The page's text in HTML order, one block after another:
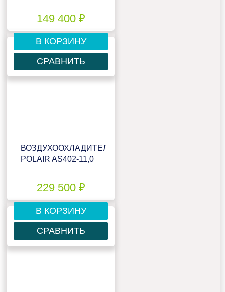
149 400 ₽
В КОРЗИНУ
СРАВНИТЬ
ВОЗДУХООХЛАДИТЕЛЬ
POLAIR AS402-11,0
229 500 ₽
В КОРЗИНУ
СРАВНИТЬ